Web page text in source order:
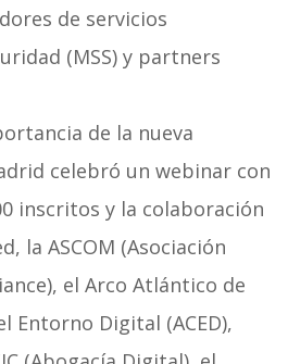
de servicios
(MSS) y partners
de la nueva
celebró un webinar con
inscritos y la colaboración
la ASCOM (Asociación
el Arco Atlántico de
Entorno Digital (ACED),